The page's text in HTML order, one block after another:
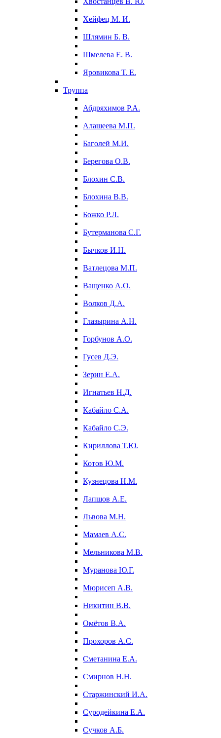
Хейфец М. И.
Шлямин Б. В.
Шмелева Е. В.
Яровикова Т. Е.
Труппа
Абдряхимов Р.А.
Алашеева М.П.
Баголей М.И.
Берегова О.В.
Блохин С.В.
Блохина В.В.
Божко Р.Л.
Бутерманова С.Г.
Бычков И.Н.
Ватлецова М.П.
Ващенко А.О.
Волков Д.А.
Глазырина А.Н.
Горбунов А.О.
Гусев Д.Э.
Зерин Е.А.
Игнатьев Н.Д.
Кабайло С.А.
Кабайло С.Э.
Кириллова Т.Ю.
Котов Ю.М.
Кузнецова Н.М.
Лапшов А.Е.
Львова М.Н.
Мамаев А.С.
Мельникова М.В.
Муранова Ю.Г.
Мюрисеп А.В.
Никитин В.В.
Омётов В.А.
Прохоров А.С.
Сметанина Е.А.
Смирнов Н.Н.
Старжинский И.А.
Суродейкина Е.А.
Сучков А.Б.